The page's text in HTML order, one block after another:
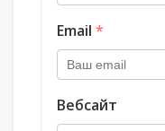
Email *
Вебсайт